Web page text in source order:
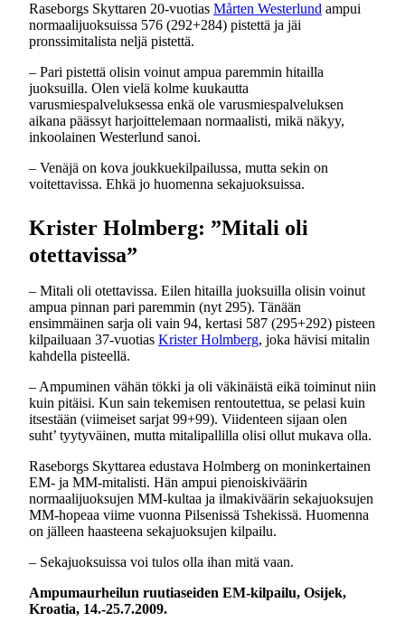
Raseborgs Skyttaren 20-vuotias Mårten Westerlund ampui
normaalijuoksuissa 576 (292+284) pistettä ja jäi
pronssimitalista neljä pistettä.
– Pari pistettä olisin voinut ampua paremmin hitailla
juoksuilla. Olen vielä kolme kuukautta
varusmiespalveluksessa enkä ole varusmiespalveluksen
aikana päässyt harjoittelemaan normaalisti, mikä näkyy,
inkoolainen Westerlund sanoi.
– Venäjä on kova joukkuekilpailussa, mutta sekin on
voitettavissa. Ehkä jo huomenna sekajuoksuissa.
Krister Holmberg: ”Mitali oli
otettavissa”
– Mitali oli otettavissa. Eilen hitailla juoksuilla olisin voinut
ampua pinnan pari paremmin (nyt 295). Tänään
ensimmäinen sarja oli vain 94, kertasi 587 (295+292) pisteen
kilpailuaan 37-vuotias Krister Holmberg, joka hävisi mitalin
kahdella pisteellä.
– Ampuminen vähän tökki ja oli väkinäistä eikä toiminut niin
kuin pitäisi. Kun sain tekemisen rentoutettua, se pelasi kuin
itsestään (viimeiset sarjat 99+99). Viidenteen sijaan olen
suht’ tyytyväinen, mutta mitalipallilla olisi ollut mukava olla.
Raseborgs Skyttarea edustava Holmberg on moninkertainen
EM- ja MM-mitalisti. Hän ampui pienoiskiväärin
normaalijuoksujen MM-kultaa ja ilmakiväärin sekajuoksujen
MM-hopeaa viime vuonna Pilsenissä Tshekissä. Huomenna
on jälleen haasteena sekajuoksujen kilpailu.
– Sekajuoksuissa voi tulos olla ihan mitä vaan.
Ampumaurheilun ruutiaseiden EM-kilpailu, Osijek,
Kroatia, 14.-25.7.2009.